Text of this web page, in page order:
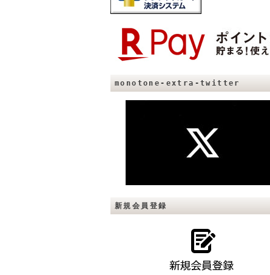
monotone-extra-twitter
新規会員登録